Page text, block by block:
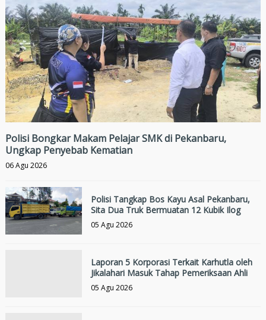
Polisi Bongkar Makam Pelajar SMK di Pekanbaru,
Ungkap Penyebab Kematian
06 Agu 2026
Polisi Tangkap Bos Kayu Asal Pekanbaru,
Sita Dua Truk Bermuatan 12 Kubik Ilog
05 Agu 2026
Laporan 5 Korporasi Terkait Karhutla oleh
Jikalahari Masuk Tahap Pemeriksaan Ahli
05 Agu 2026